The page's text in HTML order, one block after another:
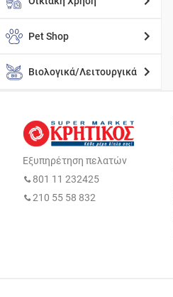
Pet Shop
Βιολογικά/Λειτουργικά
Εξυπηρέτηση πελατών
801 11 232425
210 55 58 832